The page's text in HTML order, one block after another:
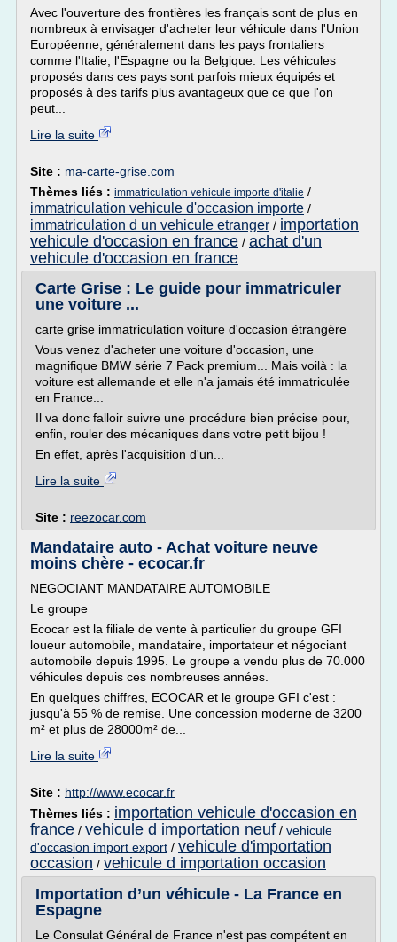
Avec l'ouverture des frontières les français sont de plus en
nombreux à envisager d'acheter leur véhicule dans l'Union
Européenne, généralement dans les pays frontaliers
comme l'Italie, l'Espagne ou la Belgique. Les véhicules
proposés dans ces pays sont parfois mieux équipés et
proposés à des tarifs plus avantageux que ce que l'on
peut...
Lire la suite
Site : ma-carte-grise.com
Thèmes liés : immatriculation vehicule importe d'italie /
immatriculation vehicule d'occasion importe /
immatriculation d un vehicule etranger / importation
vehicule d'occasion en france / achat d'un
vehicule d'occasion en france
Carte Grise : Le guide pour immatriculer
une voiture ...
carte grise immatriculation voiture d'occasion étrangère
Vous venez d'acheter une voiture d'occasion, une
magnifique BMW série 7 Pack premium... Mais voilà : la
voiture est allemande et elle n'a jamais été immatriculée
en France...
Il va donc falloir suivre une procédure bien précise pour,
enfin, rouler des mécaniques dans votre petit bijou !
En effet, après l'acquisition d'un...
Lire la suite
Site : reezocar.com
Mandataire auto - Achat voiture neuve
moins chère - ecocar.fr
NEGOCIANT MANDATAIRE AUTOMOBILE
Le groupe
Ecocar est la filiale de vente à particulier du groupe GFI
loueur automobile, mandataire, importateur et négociant
automobile depuis 1995. Le groupe a vendu plus de 70.000
véhicules depuis ces nombreuses années.
En quelques chiffres, ECOCAR et le groupe GFI c'est :
jusqu'à 55 % de remise. Une concession moderne de 3200
m² et plus de 28000m² de...
Lire la suite
Site : http://www.ecocar.fr
Thèmes liés : importation vehicule d'occasion en
france / vehicule d importation neuf / vehicule
d'occasion import export / vehicule d'importation
occasion / vehicule d importation occasion
Importation d’un véhicule - La France en
Espagne
Le Consulat Général de France n'est pas compétent en